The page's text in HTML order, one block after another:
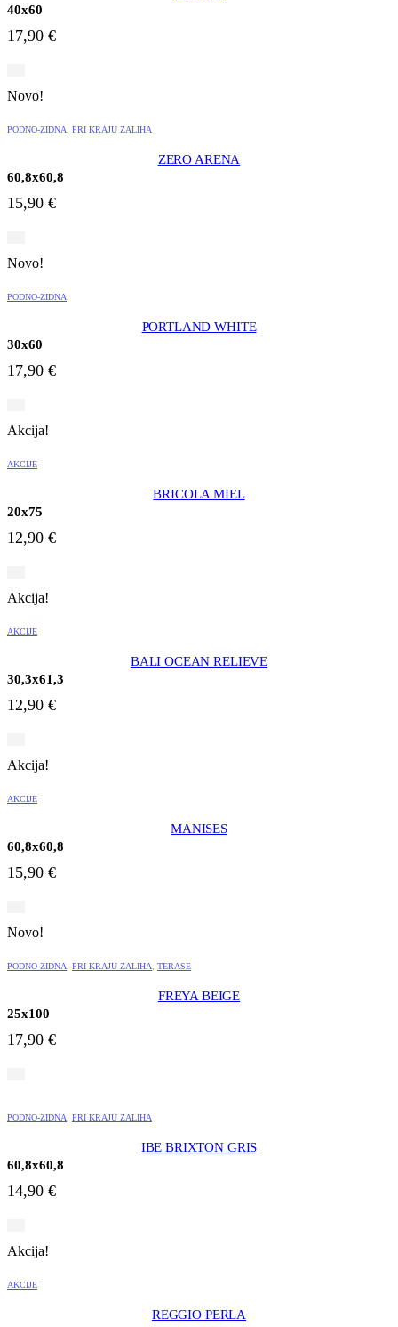
40x60
17,90 €
Novo!
PODNO-ZIDNA PRI KRAJU ZALIHA
ZERO ARENA
60,8x60,8
15,90 €
Novo!
PODNO-ZIDNA
PORTLAND WHITE
30x60
17,90 €
Akcija!
AKCIJE
BRICOLA MIEL
20x75
12,90 €
Akcija!
AKCIJE
BALI OCEAN RELIEVE
30,3x61,3
12,90 €
Akcija!
AKCIJE
MANISES
60,8x60,8
15,90 €
Novo!
PODNO-ZIDNA PRI KRAJU ZALIHA TERASE
FREYA BEIGE
25x100
17,90 €
PODNO-ZIDNA PRI KRAJU ZALIHA
IBE BRIXTON GRIS
60,8x60,8
14,90 €
Akcija!
AKCIJE
REGGIO PERLA